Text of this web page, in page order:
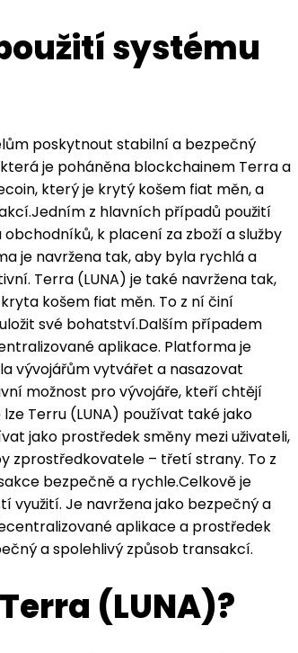
systému
poskytnout stabilní a bezpečný
je poháněna blockchainem Terra a
který je krytý košem fiat měn, a
z hlavních případů použití
k placení za zboží a služby
je navržena tak, aby byla rychlá a
Terra (LUNA) je také navržena tak,
košem fiat měn. To z ní činí
své bohatství.Dalším případem
aplikace. Platforma je
vývojářům vytvářet a nasazovat
možnost pro vývojáře, kteří chtějí
Terru (LUNA) používat také jako
jako prostředek směny mezi uživateli,
zprostředkovatele – třetí strany. To z
bezpečně a rychle.Celkově je
využití. Je navržena jako bezpečný a
aplikace a prostředek
a spolehlivý způsob transakcí.
(LUNA)?